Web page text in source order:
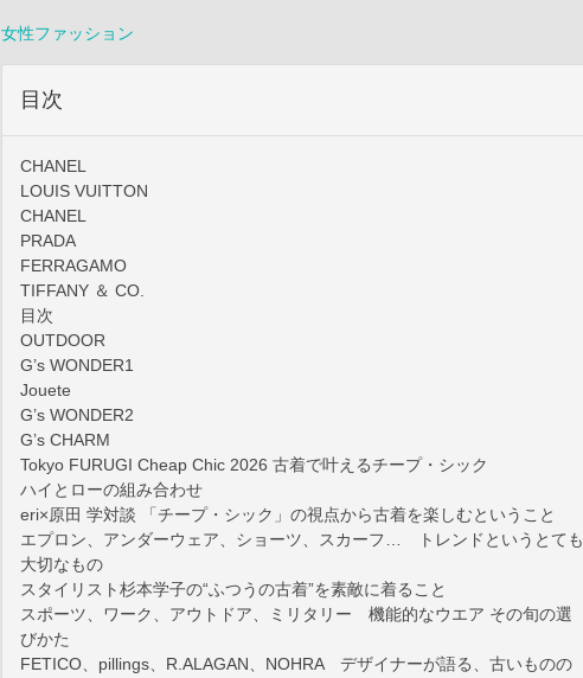
女性ファッション
目次
CHANEL
LOUIS VUITTON
CHANEL
PRADA
FERRAGAMO
TIFFANY ＆ CO.
目次
OUTDOOR
G’s WONDER1
Jouete
G’s WONDER2
G’s CHARM
Tokyo FURUGI Cheap Chic 2026 古着で叶えるチープ・シック
ハイとローの組み合わせ
eri×原田 学対談 「チープ・シック」の視点から古着を楽しむということ
エプロン、アンダーウェア、ショーツ、スカーフ… トレンドというとても
大切なもの
スタイリスト杉本学子の“ふつうの古着”を素敵に着ること
スポーツ、ワーク、アウトドア、ミリタリー 機能的なウエア その旬の選
びかた
FETICO、pillings、R.ALAGAN、NOHRA デザイナーが語る、古いものの